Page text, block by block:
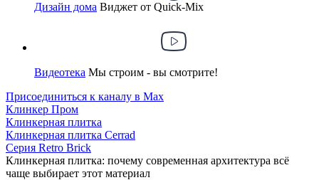
Дизайн дома Виджет от Quick-Mix
Видеотека Мы строим - вы смотрите!
Присоединиться к каналу в Max
Клинкер Пром
Клинкерная плитка
Клинкерная плитка Cerrad
Серия Retro Brick
Клинкерная плитка: почему современная архитектура всё
чаще выбирает этот материал